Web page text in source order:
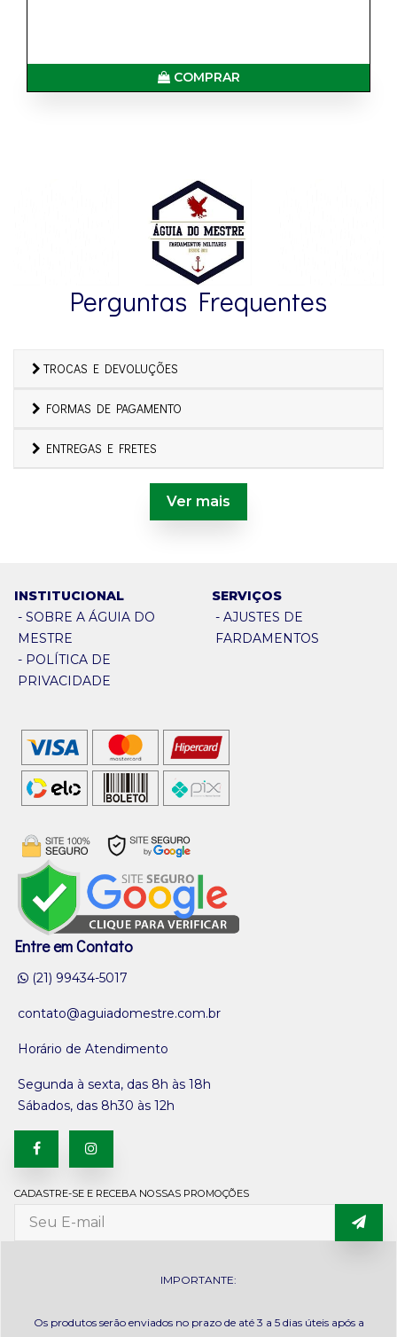
COMPRAR
Perguntas Frequentes
TROCAS E DEVOLUÇÕES
FORMAS DE PAGAMENTO
ENTREGAS E FRETES
Ver mais
INSTITUCIONAL
- SOBRE A ÁGUIA DO
MESTRE
- POLÍTICA DE
PRIVACIDADE
SERVIÇOS
- AJUSTES DE
FARDAMENTOS
Entre em Contato
(21) 99434-5017
contato@aguiadomestre.com.br
Horário de Atendimento
Segunda à sexta, das 8h às 18h
Sábados, das 8h30 às 12h
CADASTRE-SE E RECEBA NOSSAS PROMOÇÕES
IMPORTANTE:
Os produtos serão enviados no prazo de até 3 a 5 dias úteis após a